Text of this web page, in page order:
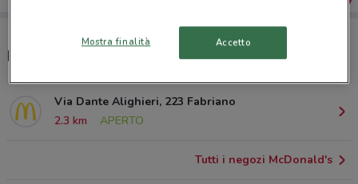
McDrive, orari e ristoranti McDonald's
Via Dante Alighieri, 223 Fabriano
2.3 km
APERTO
Tutti i negozi McDonald's
Mostra finalità Accetto